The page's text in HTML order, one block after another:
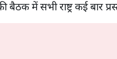
में सभी राष्ट्र कई बार